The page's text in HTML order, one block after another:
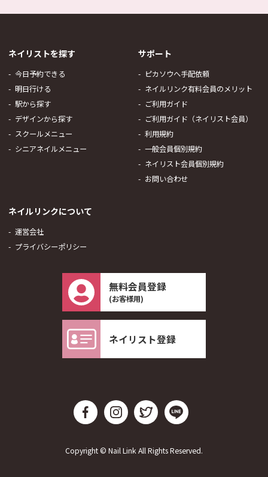
ネイリストを探す
今日予約できる
明日行ける
駅から探す
デザインから探す
スクールメニュー
シニアネイルメニュー
サポート
ピカソウへ手配依頼
ネイルリンク有料会員のメリット
ご利用ガイド
ご利用ガイド（ネイリスト会員）
利用規約
一般会員個別規約
ネイリスト会員個別規約
お問い合わせ
ネイルリンクについて
運営会社
プライバシーポリシー
無料会員登録
(お客様用)
ネイリスト登録
Copyright © Nail Link All Rights Reserved.